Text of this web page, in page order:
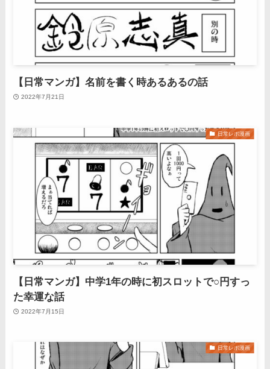
【日常マンガ】名前を書く時あるあるの話
2022年7月21日
日常レポ漫画
【日常マンガ】中学1年の時に初スロットで○円すっ
た幸運な話
2022年7月15日
日常レポ漫画